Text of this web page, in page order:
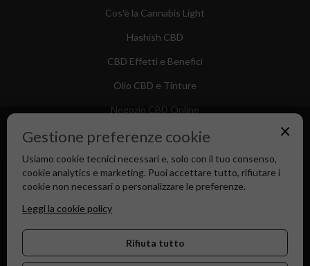
Cos'è la Cannabis Light
Hashish CBD
CBD Effetti e Benefici
Olio CBD e Tinture
Negozio CBD Online
×
Gestione preferenze cookie
Usiamo cookie tecnici necessari e, solo con il tuo consenso,
cookie analytics e marketing. Puoi accettare tutto, rifiutare i
cookie non necessari o personalizzare le preferenze.
Leggi la cookie policy
Rifiuta tutto
Canapa Market - Il tuo Shop di Fiducia dal 2018